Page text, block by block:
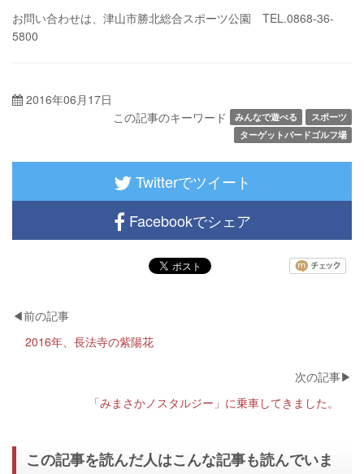
お問い合わせは、津山市勝北総合スポーツ公園 TEL.0868-36-
5800
2016年06月17日
この記事のキーワード
みんなで遊べる
スポーツ
ターゲットバードゴルフ場
Twitterでツイート
Facebookでシェア
2016年、長法寺の紫陽花
「みまさかノスタルジー」に乗車してきました。
この記事を読んだ人はこんな記事も読んでいま